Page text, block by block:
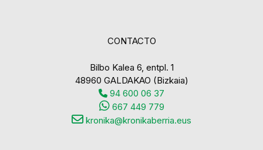
CONTACTO
Bilbo Kalea 6, entpl. 1
48960 GALDAKAO (Bizkaia)
94 600 06 37
667 449 779
kronika@kronikaberria.eus